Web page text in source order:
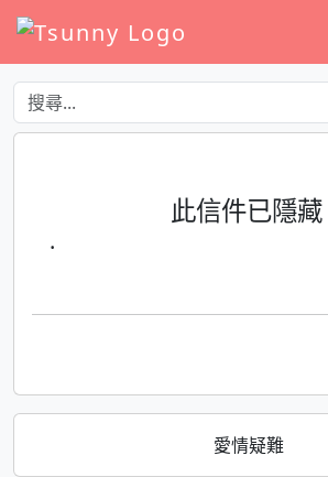
愛情疑難
此信件已隱藏
·